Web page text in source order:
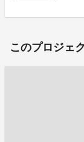
このプロジェ